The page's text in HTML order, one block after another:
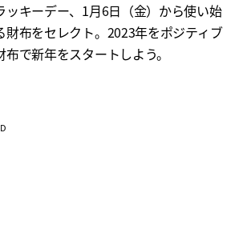
ッキーデー、1月6日（金）から使い始
財布をセレクト。2023年をポジティブ
で新年をスタートしよう。